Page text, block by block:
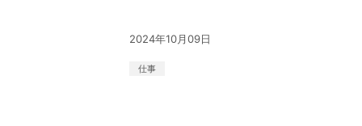
2024年10月09日
仕事